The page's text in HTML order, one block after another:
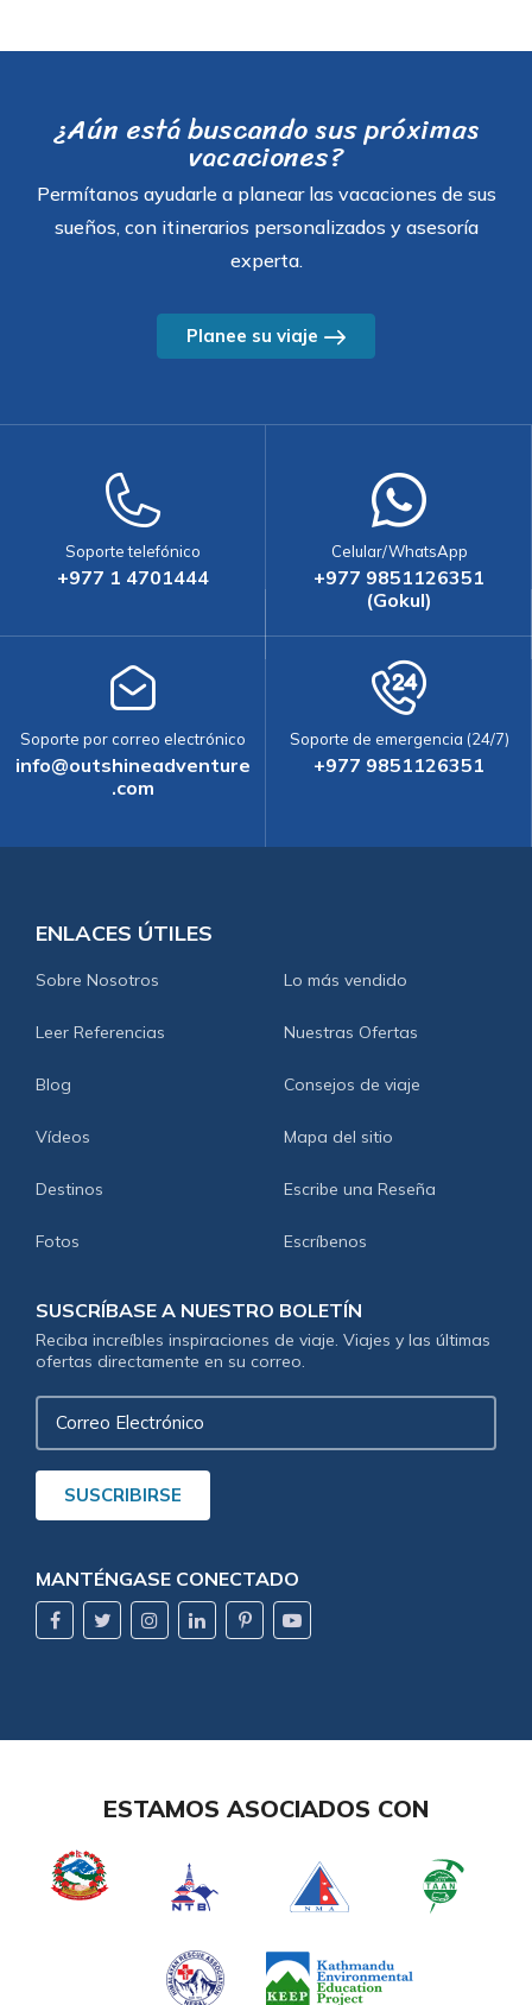
¿Aún está buscando sus próximas
vacaciones?
Permítanos ayudarle a planear las vacaciones de sus
sueños, con itinerarios personalizados y asesoría
experta.
Planee su viaje
Soporte telefónico
+977 1 4701444
Celular/WhatsApp
+977 9851126351
(Gokul)
Soporte por correo electrónico
info@outshineadventure
.com
Soporte de emergencia (24/7)
+977 9851126351
ENLACES ÚTILES
Sobre Nosotros Lo más vendido
Leer Referencias Nuestras Ofertas
Blog Consejos de viaje
Vídeos Mapa del sitio
Destinos Escribe una Reseña
Fotos Escríbenos
SUSCRÍBASE A NUESTRO BOLETÍN
Reciba increíbles inspiraciones de viaje. Viajes y las últimas
ofertas directamente en su correo.
Correo
Electrónico
SUSCRIBIRSE
MANTÉNGASE CONECTADO
ESTAMOS ASOCIADOS CON